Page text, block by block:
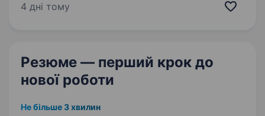
«Копійочка» налічує понад 500 магазинів у 16
4 дні тому
Резюме — перший крок до
нової роботи
Не більше 3 хвилин